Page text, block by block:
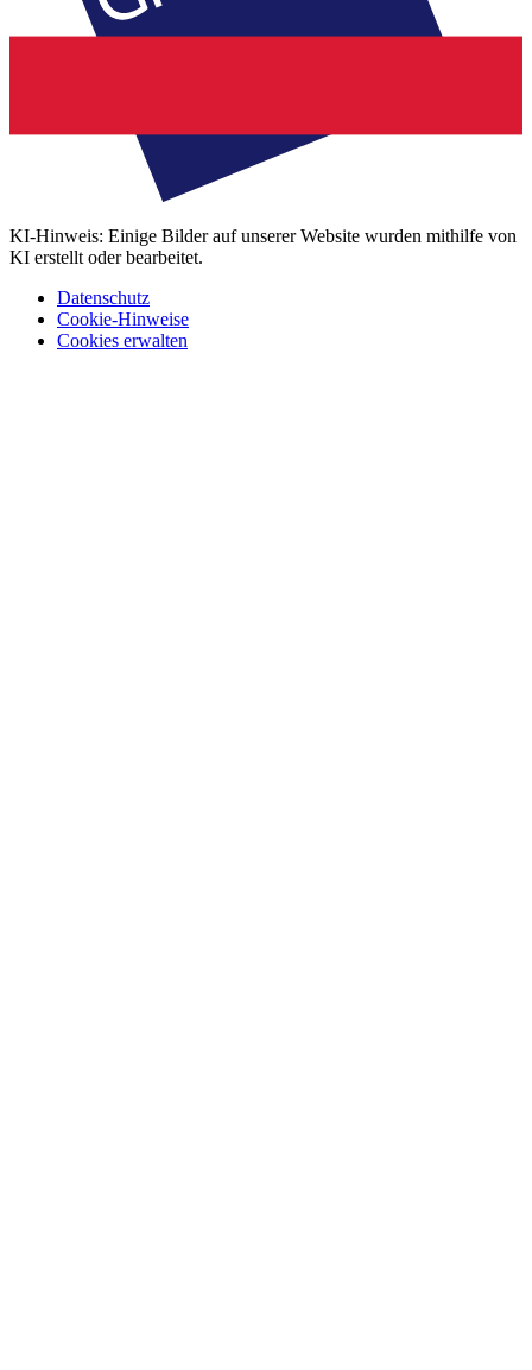
KI-Hinweis: Einige Bilder auf unserer Website wurden mithilfe von
KI erstellt oder bearbeitet.
Datenschutz
Cookie-Hinweise
Cookies erwalten